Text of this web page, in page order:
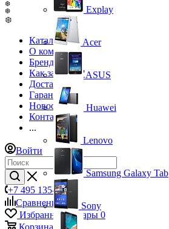
❆
❆
❆
Каталог
О компании
Бренды
Как заказать?
Доставка
Гарантия
Новости
Контакты
...
Войти
+7 495 135-39-43
Сравнение0
Избранные товары 0
Корзина
Explay
Acer
ASUS
Huawei
Lenovo
Samsung Galaxy Tab
Sony